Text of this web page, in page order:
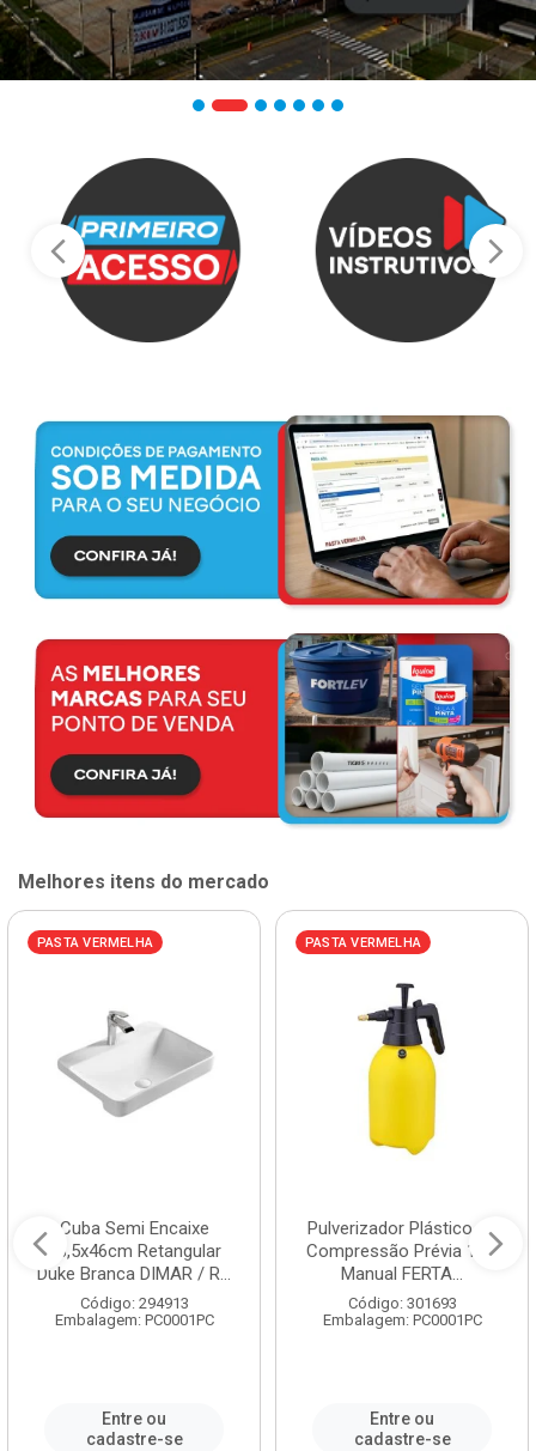
Melhores itens do mercado
PASTA VERMELHA
Cuba Semi Encaixe
58,5x46cm Retangular
Duke Branca DIMAR / R...
Código: 294913
Embalagem: PC0001PC
Entre ou
cadastre-se
PASTA VERMELHA
Pulverizador Plástico de
Compressão Prévia 1,5L
Manual FERTA...
Código: 301693
Embalagem: PC0001PC
Entre ou
cadastre-se